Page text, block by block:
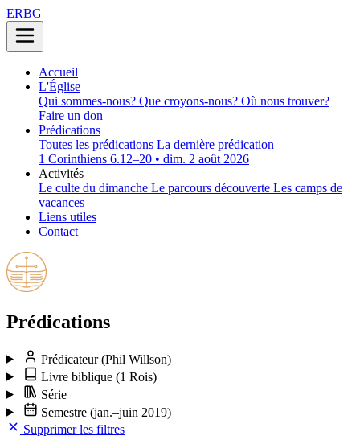
ERBG
Accueil
L'Église
Qui sommes-nous? Que croyons-nous? Où nous trouver?
Faire un don
Prédications
Toutes les prédications La dernière prédication
1 Corinthiens 6.12–20 • dim. 2 août 2026
Activités
Le culte du dimanche Le parcours découverte Les camps de
vacances
Liens utiles
Contact
Prédications
Prédicateur(Phil Willson)
Livre biblique (1 Rois)
Série
Semestre (jan.–juin 2019)
Supprimer les filtres